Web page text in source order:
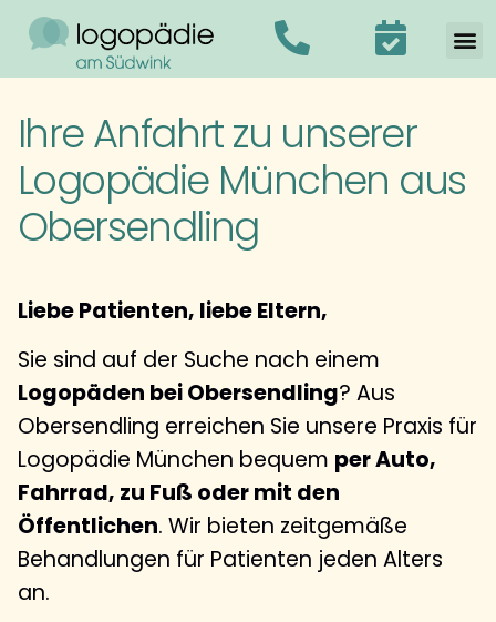
Ihre Anfahrt zu unserer
Logopädie München aus
Obersendling
Liebe Patienten, liebe Eltern,
Sie sind auf der Suche nach einem
Logopäden bei Obersendling? Aus
Obersendling erreichen Sie unsere Praxis für
Logopädie München bequem per Auto,
Fahrrad, zu Fuß oder mit den
Öffentlichen. Wir bieten zeitgemäße
Behandlungen für Patienten jeden Alters
an.